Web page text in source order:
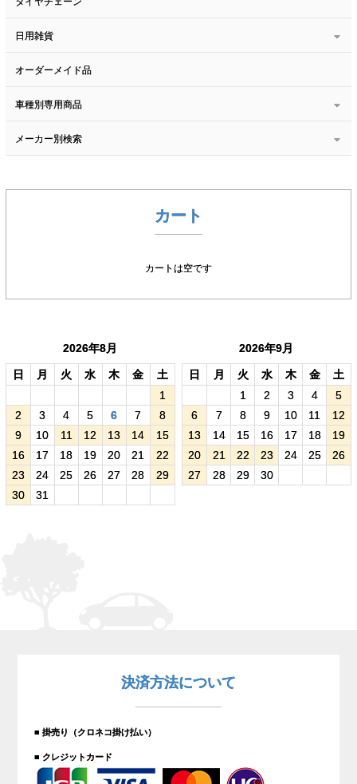
日用雑貨
オーダーメイド品
車種別専用商品
メーカー別検索
カート
カートは空です
2026年8月
日 月 火 水 木 金
土
1
2
3 4 5 6 7
8
9
10 11 12 13 14
15
16
17 18 19 20 21
22
23
24 25 26 27 28
29
30
31
2026年9月
日 月 火 水 木 金
土
1
2 3 4
5
6
7 8 9 10 11
12
13
14 15 16 17 18
19
20
21 22 23 24 25
26
27
28 29 30
決済方法について
■ 掛売り（クロネコ掛け払い）
■ クレジットカード